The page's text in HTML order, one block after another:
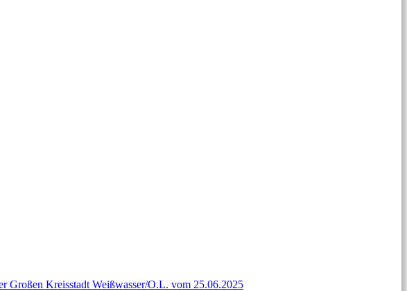
Großen Kreisstadt Weißwasser/O.L. vom 25.06.2025